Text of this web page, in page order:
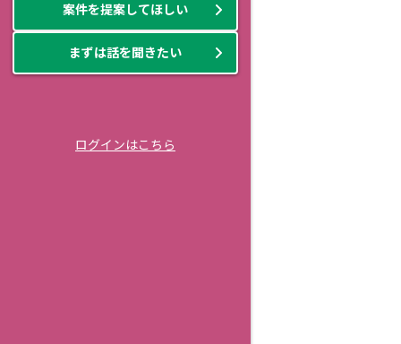
案件を提案してほしい
まずは話を聞きたい
ログインはこちら